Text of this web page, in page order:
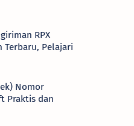
RPX
Terbaru, Pelajari
Nomor
Praktis dan